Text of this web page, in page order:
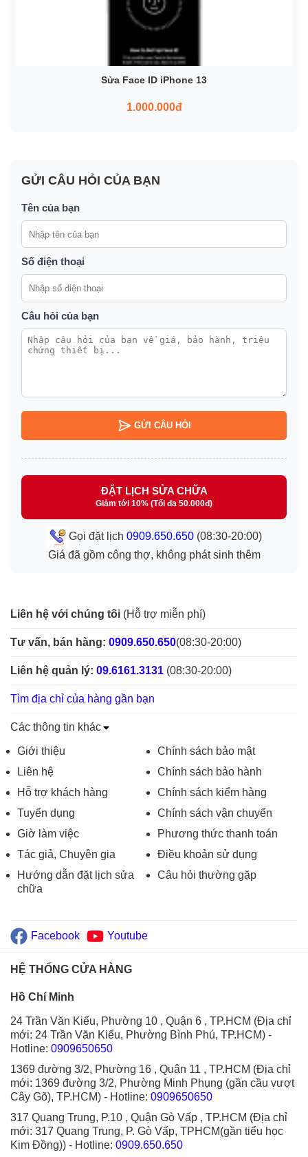
Sửa Face ID iPhone 13
1.000.000đ
GỬI CÂU HỎI CỦA BẠN
Tên của bạn
Số điện thoại
Câu hỏi của bạn
GỬI CÂU HỎI
ĐẶT LỊCH SỬA CHỮA
Giảm tới 10% (Tối đa 50.000đ)
Gọi đặt lịch 0909.650.650(08:30-20:00)
Giá đã gồm công thợ, không phát sinh thêm
Liên hệ với chúng tôi (Hỗ trợ miễn phí)
Tư vấn, bán hàng: 0909.650.650(08:30-20:00)
Liên hệ quản lý: 09.6161.3131 (08:30-20:00)
Tìm địa chỉ của hàng gần bạn
Các thông tin khác
Giới thiệu
Liên hệ
Hỗ trợ khách hàng
Tuyển dụng
Giờ làm việc
Tác giả, Chuyên gia
Hướng dẫn đặt lịch sửa
chữa
Chính sách bảo mật
Chính sách bảo hành
Chính sách kiểm hàng
Chính sách vận chuyển
Phương thức thanh toán
Điều khoản sử dụng
Câu hỏi thường gặp
Facebook Youtube
HỆ THỐNG CỬA HÀNG
Hồ Chí Minh
24 Trần Văn Kiểu, Phường 10 , Quận 6 , TP.HCM (Địa chỉ
mới: 24 Trần Văn Kiểu, Phường Bình Phú, TP.HCM) -
Hotline: 0909650650
1369 đường 3/2, Phường 16 , Quận 11 , TP.HCM (Địa chỉ
mới: 1369 đường 3/2, Phường Minh Phụng (gần cầu vượt
Cây Gõ), TP.HCM) - Hotline: 0909650650
317 Quang Trung, P.10 , Quận Gò Vấp , TP.HCM (Địa chỉ
mới: 317 Quang Trung, P. Gò Vấp, TPHCM(gần tiểu học
Kim Đồng)) - Hotline: 0909.650.650